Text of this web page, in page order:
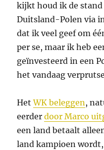
kijkt houd ik de
Duitsland-Polen via
dat ik veel geef om
per se, maar ik heb
geïnvesteerd in een
het vandaag
HetWK beleggen,
eerderdoor Marco
een land betaalt
land kampioen wordt,